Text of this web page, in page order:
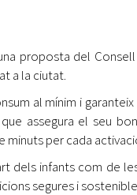
proposta del
a la ciutat.
al mínim i garanteix
assegura el seu
minuts per cada
dels infants com de
segures i